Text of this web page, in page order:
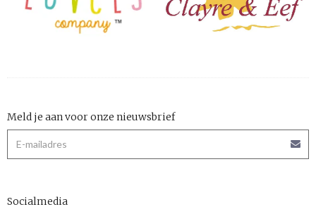
Meld je aan voor onze nieuwsbrief
Socialmedia